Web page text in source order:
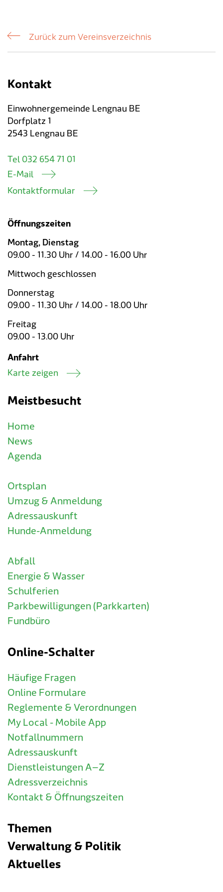
Zurück zum Vereinsverzeichnis
Kontakt
Einwohnergemeinde Lengnau BE
Dorfplatz 1
2543 Lengnau BE
Tel 032 654 71 01
E-Mail
Kontaktformular
Öffnungszeiten
Montag, Dienstag
09.00 - 11.30 Uhr / 14.00 - 16.00 Uhr
Mittwoch geschlossen
Donnerstag
09.00 - 11.30 Uhr / 14.00 - 18.00 Uhr
Freitag
09.00 - 13.00 Uhr
Anfahrt
Karte zeigen
Meistbesucht
Home
News
Agenda
Ortsplan
Umzug & Anmeldung
Adressauskunft
Hunde-Anmeldung
Abfall
Energie & Wasser
Schulferien
Parkbewilligungen (Parkkarten)
Fundbüro
Online-Schalter
Häufige Fragen
Online Formulare
Reglemente & Verordnungen
My Local - Mobile App
Notfallnummern
Adressauskunft
Dienstleistungen A–Z
Adressverzeichnis
Kontakt & Öffnungszeiten
Themen
Verwaltung & Politik
Aktuelles
Vermietung von Freizeitanlagen
Soziales
Umwelt
Abfall
Verkehr & Mobilität
Sicherheit
Über Lengnau
Kirchgemeinden
Wirtschaft
Sozialabteilung
Werkhof
Kindertagesstätte
Offene Stellen
Schnupperlehre / Lehrstelle
Gemeindenetzwerke
Adressverzeichnis